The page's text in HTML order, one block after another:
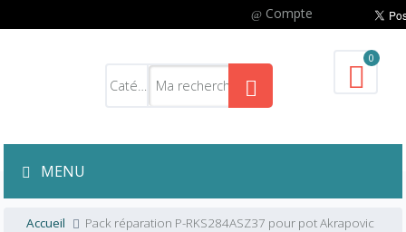
Compte
0
MENU
Accueil Pack réparation P-RKS284ASZ37 pour pot Akrapovic